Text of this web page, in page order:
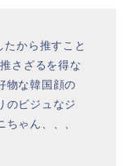
から推すこと
さざるを得な
物な韓国顔の
のビジュなジ
ゃん、、、